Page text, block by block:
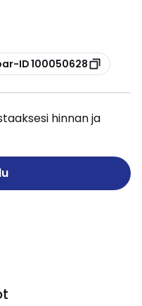
ID 100050628
hinnan ja